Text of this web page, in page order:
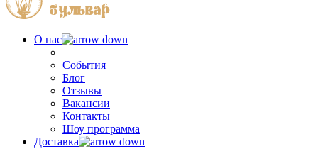
О нас
События
Блог
Отзывы
Вакансии
Контакты
Шоу программа
Доставка